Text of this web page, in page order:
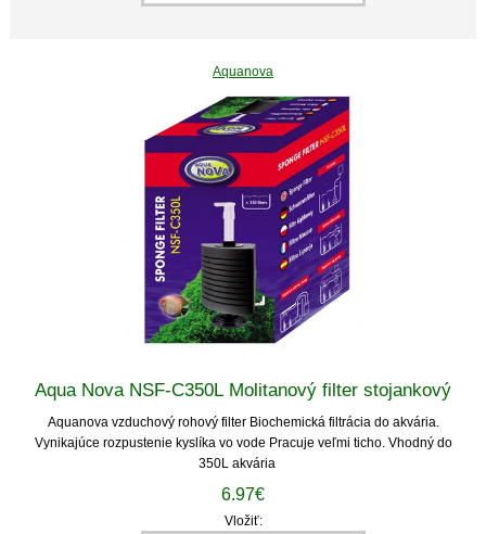
Aquanova
Aqua Nova NSF-C350L Molitanový filter stojankový
Aquanova vzduchový rohový filter Biochemická filtrácia do akvária.
Vynikajúce rozpustenie kyslíka vo vode Pracuje veľmi ticho. Vhodný do
350L akvária
6.97€
Vložiť: